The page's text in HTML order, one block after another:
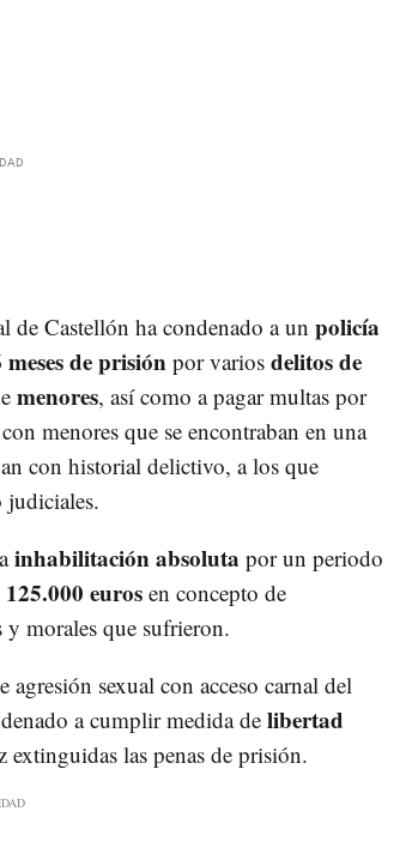
Castellón ha condenado a un policía
de prisión por varios delitos de
menores, así como a pagar multas por
menores que se encontraban en una
con historial delictivo, a los que
judiciales.
inhabilitación absoluta por un periodo
125.000 eurosen concepto de
morales que sufrieron.
sexual con acceso carnal del
a cumplir medida de libertad
extinguidas las penas de prisión.